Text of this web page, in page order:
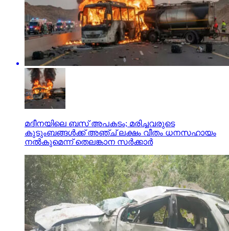
മദീനയിലെ ബസ് അപകടം; മരിച്ചവരുടെ
കുടുംബങ്ങള്‍ക്ക് അഞ്ച് ലക്ഷം വീതം ധനസഹായം
നല്‍കുമെന്ന് തെലങ്കാന സര്‍ക്കാര്‍